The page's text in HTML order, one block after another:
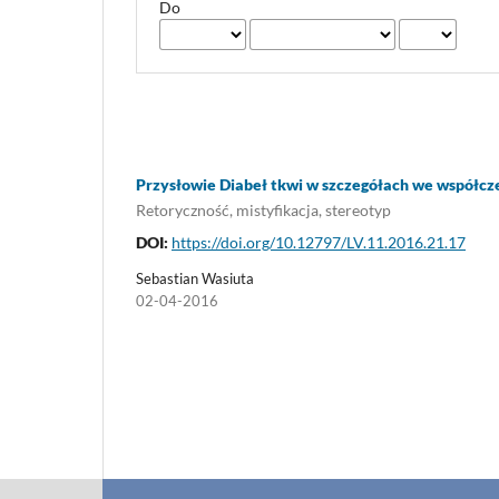
Do
Przysłowie Diabeł tkwi w szczegółach we
Retoryczność, mistyfikacja, stereotyp
DOI: https://doi.org/10.12797/LV.11.2016.21.17
Sebastian Wasiuta
02-04-2016